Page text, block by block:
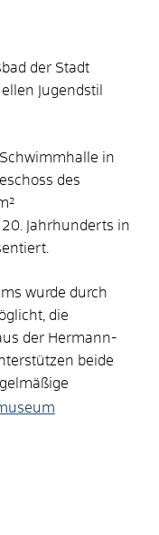
der Stadt
Jugendstil
in
des
Jahrhunderts in
wurde durch
die
der Hermann-
beide